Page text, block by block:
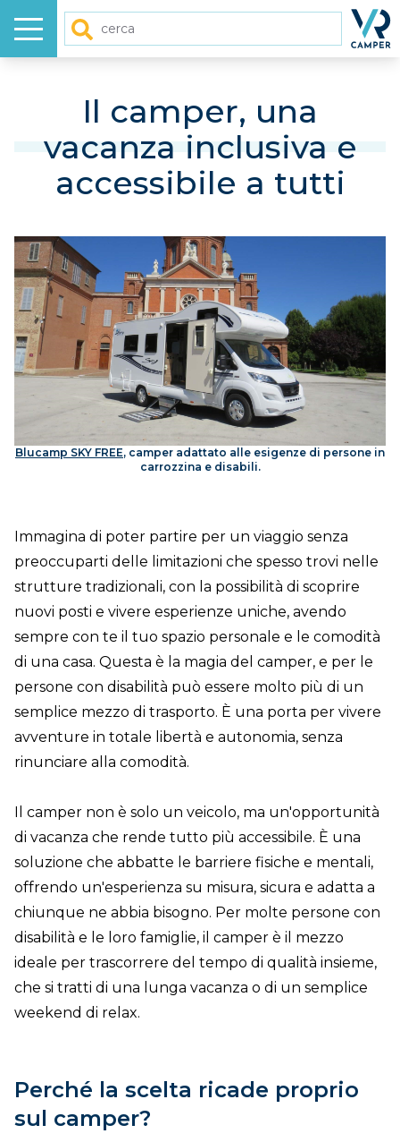
Menu
NUOVO
USATO
GALLERY
VIDEO
ARTICOLI
DOVE SIAMO
CONTATTI
Il camper, una
vacanza inclusiva e
accessibile a tutti
Blucamp SKY FREE, camper adattato alle esigenze di persone in
carrozzina e disabili.
Immagina di poter partire per un viaggio senza
preoccuparti delle limitazioni che spesso trovi nelle
strutture tradizionali, con la possibilità di scoprire
nuovi posti e vivere esperienze uniche, avendo
sempre con te il tuo spazio personale e le comodità
di una casa. Questa è la magia del camper, e per le
persone con disabilità può essere molto più di un
semplice mezzo di trasporto. È una porta per vivere
avventure in totale libertà e autonomia, senza
rinunciare alla comodità.
Il camper non è solo un veicolo, ma un'opportunità
di vacanza che rende tutto più accessibile. È una
soluzione che abbatte le barriere fisiche e mentali,
offrendo un'esperienza su misura, sicura e adatta a
chiunque ne abbia bisogno. Per molte persone con
disabilità e le loro famiglie, il camper è il mezzo
ideale per trascorrere del tempo di qualità insieme,
che si tratti di una lunga vacanza o di un semplice
weekend di relax.
Perché la scelta ricade proprio
sul camper?